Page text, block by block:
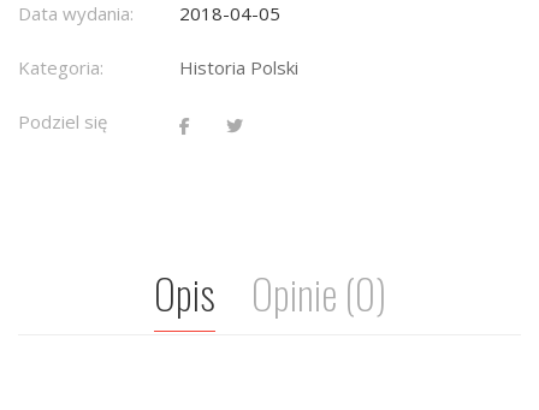
Data wydania: 2018-04-05
Kategoria: Historia Polski
Podziel się
Opis Opinie (0)